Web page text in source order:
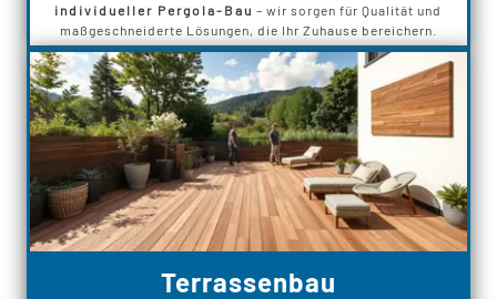
individueller Pergola-Bau – wir sorgen für Qualität und
maßgeschneiderte Lösungen, die Ihr Zuhause bereichern.
Terrassenbau